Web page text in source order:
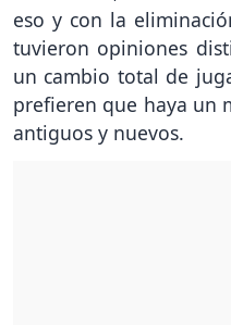
eso y con la
tuvieron opiniones
un cambio total de
prefieren que haya un
antiguos y nuevos.